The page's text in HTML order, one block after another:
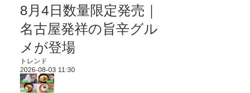
8月4日数量限定発売｜
名古屋発祥の旨辛グル
メが登場
トレンド
2026-08-03 11:30